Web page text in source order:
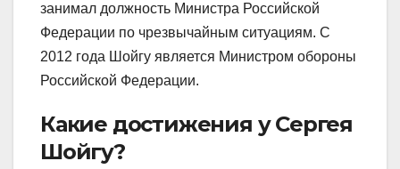
занимал должность Министра Российской
Федерации по чрезвычайным ситуациям. С
2012 года Шойгу является Министром обороны
Российской Федерации.
Какие достижения у Сергея
Шойгу?